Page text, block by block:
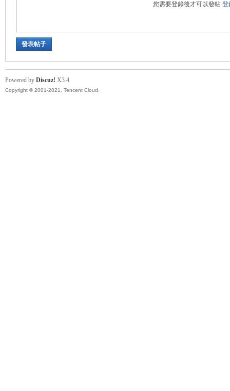
您需要登錄後才可以發帖 登
發表帖子
Powered by Discuz! X3.4
Copyright © 2001-2021, Tencent Cloud.